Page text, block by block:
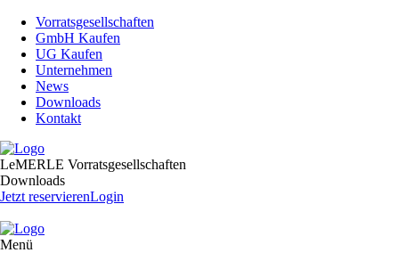
Vorratsgesellschaften
GmbH Kaufen
UG Kaufen
Unternehmen
News
Downloads
Kontakt
LeMERLE Vorratsgesellschaften
Downloads
Jetzt reservierenLogin
Menü